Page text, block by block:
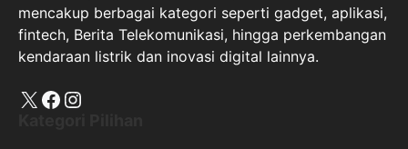
mencakup berbagai kategori seperti gadget, aplikasi,
fintech, Berita Telekomunikasi, hingga perkembangan
kendaraan listrik dan inovasi digital lainnya.
X Facebook
Instagram